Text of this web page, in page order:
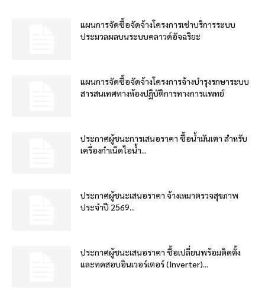
แผนการจัดซื้อจัดจ้างโครงการเช่าบริการระบบ
ประมวลผลบนระบบคลาวด์อัจฉริยะ
แผนการจัดซื้อจัดจ้างโครงการจ้างบำรุงรกษาระบบ
สารสนเทศทางห้องปฏิบัติการทางการแพทย์
ประกาศผู้ชนะการเสนอราคา ซื้อน้ำมันเตา สำหรับ
เครื่องกำเนิดไอน้ำ...
ประกาศผู้ชนะเสนอราคา จ้างเหมาตรวจสุขภาพ
ประจำปี 2569...
ประกาศผู้ชนะเสนอราคา ซื้อเปลี่ยนพร้อมติดตั้ง
และทดสอบอินเวอร์เตอร์ (Inverter)...